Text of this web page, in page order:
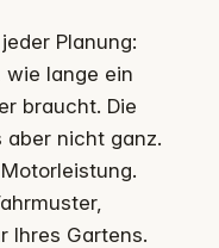
Planung:
wie lange ein
braucht. Die
nicht ganz.
Ihres Gartens.